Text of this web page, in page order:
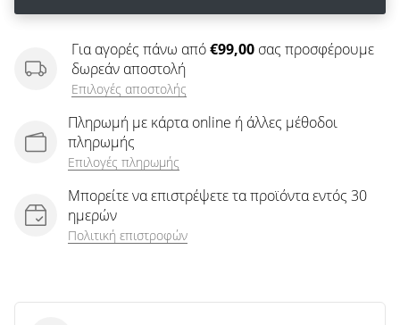
Για αγορές πάνω από€99,00 σας προσφέρουμε
δωρεάν αποστολή
Επιλογές αποστολής
Πληρωμή με κάρτα online ή άλλες μέθοδοι
πληρωμής
Επιλογές πληρωμής
Μπορείτε να επιστρέψετε τα προϊόντα εντός 30
ημερών
Πολιτική επιστροφών